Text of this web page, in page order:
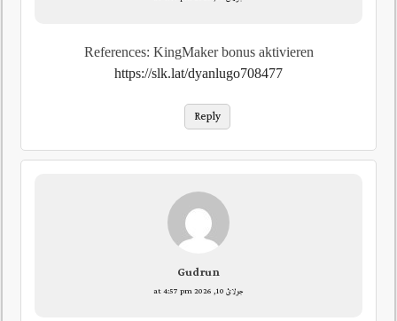
References: KingMaker bonus aktivieren
https://slk.lat/dyanlugo708477
Reply
Gudrun
جولائ 10, 2026 at 4:57 pm